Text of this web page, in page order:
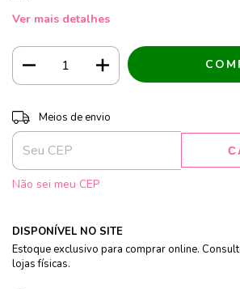
Ver mais detalhes
Entregas para o CEP:
Meios de envio
Não sei meu CEP
DISPONÍVEL NO SITE
Estoque exclusivo para comprar online.
lojas físicas.